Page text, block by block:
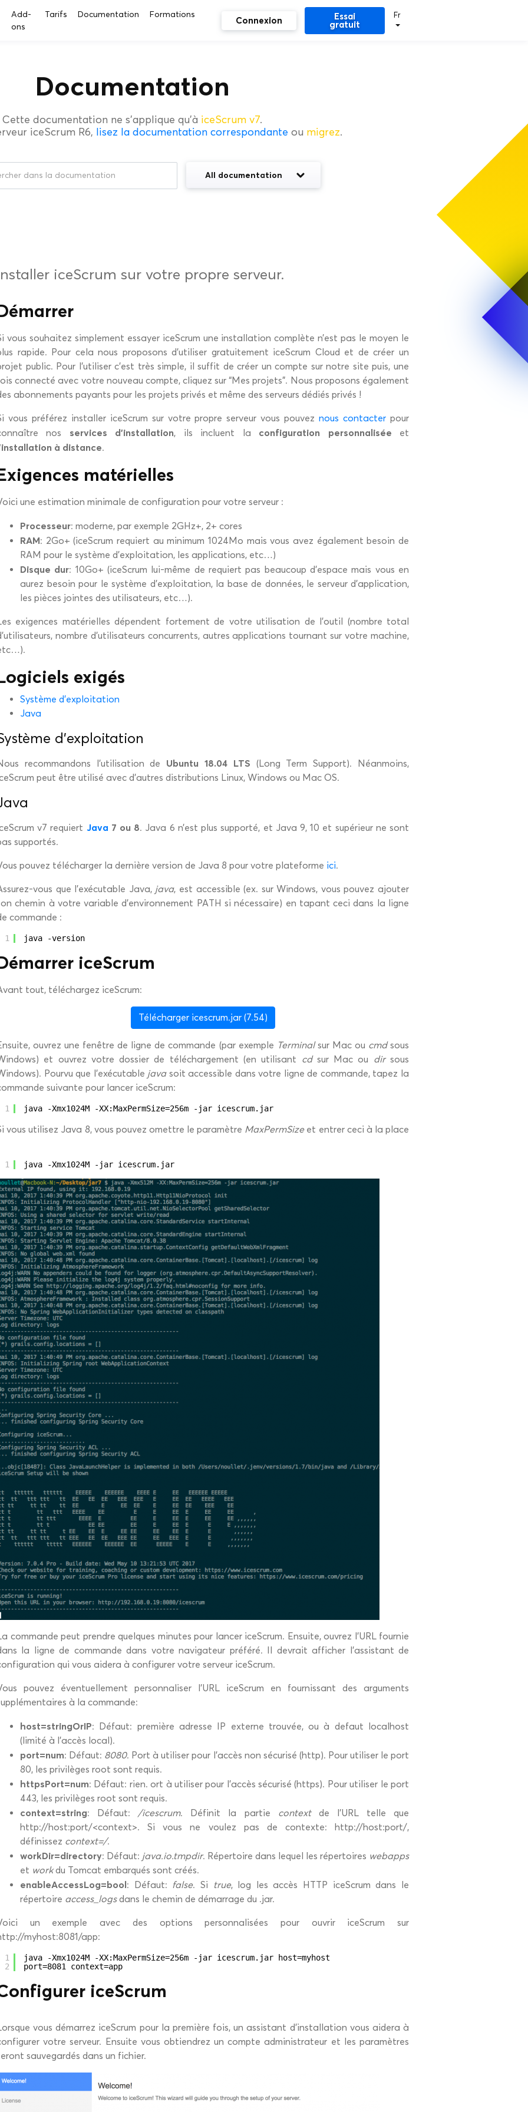
Add-
ons
Tarifs Documentation Formations
Connexion Essai
gratuit
Fr
Documentation
Cette documentation ne s'applique qu'à iceScrum v7.
iceScrum R6, lisez la documentation correspondante ou migrez.
All documentation
iceScrum sur votre propre serveur.
vous souhaitez simplement essayer iceScrum une installation complète n’est pas le moyen le
rapide. Pour cela nous proposons d’utiliser gratuitement iceScrum Cloud et de créer un
public. Pour l’utiliser c’est très simple, il suffit de créer un compte sur notre site puis, une
connecté avec votre nouveau compte, cliquez sur “Mes projets”. Nous proposons également
abonnements payants pour les projets privés et même des serveurs dédiés privés !
vous préférez installer iceScrum sur votre propre serveur vous pouveznous contacter pour
nos services d’installation, ils incluent la configuration personnalisée et
à distance.
matérielles
une estimation minimale de configuration pour votre serveur :
Processeur: moderne, par exemple 2GHz+, 2+ cores
RAM: 2Go+ (iceScrum requiert au minimum 1024Mo mais vous avez également besoin de
RAM pour le système d’exploitation, les applications, etc…)
Disque dur: 10Go+ (iceScrum lui-même de requiert pas beaucoup d’espace mais vous en
aurez besoin pour le système d’exploitation, la base de données, le serveur d’application,
les pièces jointes des utilisateurs, etc…).
exigences matérielles dépendent fortement de votre utilisation de l’outil (nombre total
nombre d’utilisateurs concurrents, autres applications tournant sur votre machine,
exigés
Système d'exploitation
Java
d'exploitation
recommandons l’utilisation de Ubuntu 18.04 LTS (Long Term Support). Néanmoins,
peut être utilisé avec d’autres distributions Linux, Windows ou Mac OS.
v7 requiert Java 7 ou 8. Java 6 n’est plus supporté, et Java 9, 10 et supérieur ne sont
supportés.
pouvez télécharger la dernière version de Java 8 pour votre plateforme ici.
vous que l’exécutable Java, java, est accessible (ex. sur Windows, vous pouvez ajouter
chemin à votre variable d’environnement PATH si nécessaire) en tapant ceci dans la ligne
commande :
1 java -version
iceScrum
tout, téléchargez iceScrum:
Télécharger icescrum.jar (7.54)
ouvrez une fenêtre de ligne de commande (par exemple Terminalsur Mac ou cmdsous
et ouvrez votre dossier de téléchargement (en utilisant cdsur Mac ou dirsous
Pourvu que l’exécutable javasoit accessible dans votre ligne de commande, tapez la
suivante pour lancer iceScrum:
1 java -Xmx1024M -XX:MaxPermSize=256m -jar icescrum.jar
vous utilisez Java 8, vous pouvez omettre le paramètre MaxPermSizeet entrer ceci à la place
1 java -Xmx1024M -jar icescrum.jar
commande peut prendre quelques minutes pour lancer iceScrum. Ensuite, ouvrez l’URL fournie
la ligne de commande dans votre navigateur préféré. Il devrait afficher l’assistant de
qui vous aidera à configurer votre serveur iceScrum.
pouvez éventuellement personnaliser l’URL iceScrum en fournissant des arguments
à la commande:
host=stringOrIP: Défaut: première adresse IP externe trouvée, ou à defaut localhost
(limité à l’accès local).
port=num: Défaut: 8080. Port à utiliser pour l’accès non sécurisé (http). Pour utiliser le port
80, les privilèges root sont requis.
httpsPort=num: Défaut: rien. ort à utiliser pour l’accès sécurisé (https). Pour utiliser le port
443, les privilèges root sont requis.
context=string: Défaut:/icescrum. Définit la partie contextde l’URL telle que
http://host:port/<context>. Si vous ne voulez pas de contexte: http://host:port/,
définissez context=/.
workDir=directory: Défaut: java.io.tmpdir. Répertoire dans lequel les répertoires webapps
et workdu Tomcat embarqués sont créés.
enableAccessLog=bool: Défaut: false. Si true, log les accès HTTP iceScrum dans le
répertoire access_logsdans le chemin de démarrage du .jar.
un exemple avec des options personnalisées pour ouvrir iceScrum sur
myhost:8081/app:
1
2
java -Xmx1024M -XX:MaxPermSize=256m -jar icescrum.jar host=myhost
port=8081 context=app
iceScrum
vous démarrez iceScrum pour la première fois, un assistant d’installation vous aidera à
votre serveur. Ensuite vous obtiendrez un compte administrateur et les paramètres
sauvegardés dans un fichier.